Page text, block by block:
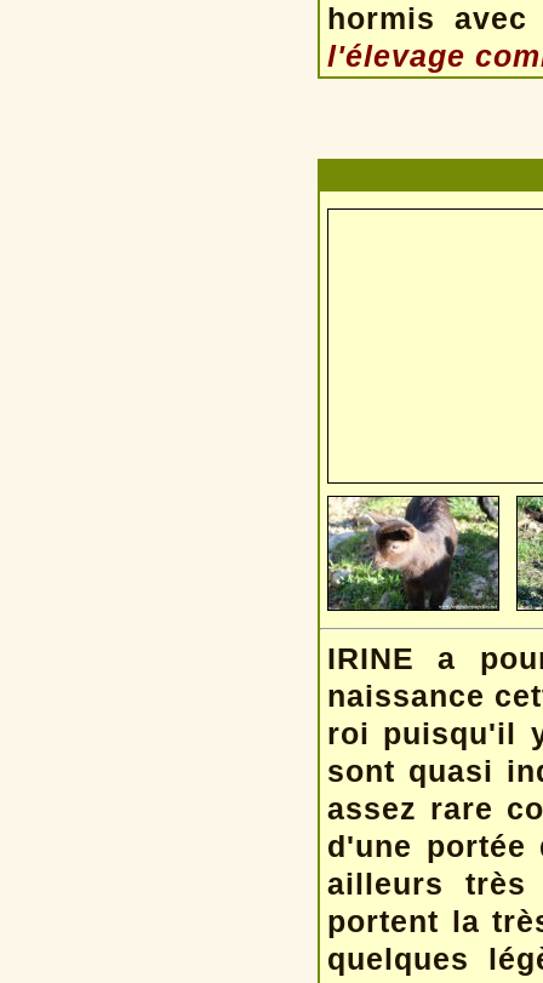
hormis
l'élevage
IRINE a
naissance
roi puisqu'il
sont quasi
assez rare
d'une portée
ailleurs très
portent la
quelques